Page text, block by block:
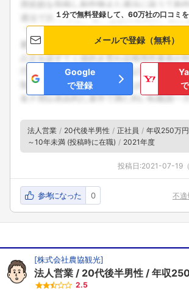
１分で無料登録して、60万社の口コミ
メールで登録（無料）
Google
で登録
法人営業 20代後半男性 正社員 年収250万円
～10年未満 (投稿時に在職)
2021年度
投稿日:2021-07-19
参考になった 0 不適
[株式会社農協観光]
法人営業 20代後半男性 年収
2.5